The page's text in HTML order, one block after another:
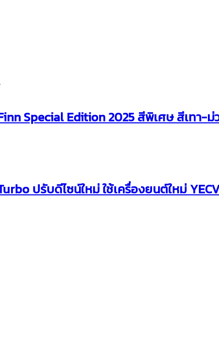
Special Edition 2025 สีพิเศษ สีเทา-
ปรับดีไซน์ใหม่ ใช้เครื่องยนต์ใหม่